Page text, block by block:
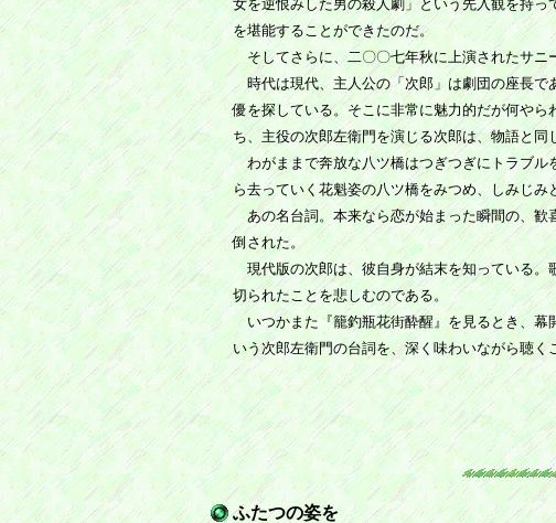
女を逆恨みした男の殺人劇」という先入観を持
を堪能することができたのだ。
そしてさらに、二〇〇七年秋に上演されたサニ
時代は現代、主人公の「次郎」は劇団の座長で
優を探している。そこに非常に魅力的だが何や
ち、主役の次郎左衛門を演じる次郎は、物語と
わがままで奔放な八ツ橋はつぎつぎにトラブル
ら去っていく花魁姿の八ツ橋をみつめ、しみじ
あの名台詞。本来なら恋が始まった瞬間の、歓
倒された。
現代版の次郎は、彼自身が結末を知っている。
切られたことを悲しむのである。
いつかまた『籠釣瓶花街酔醒』を見るとき、幕
いう次郎左衛門の台詞を、深く味わいながら聴く
ふたつの姿を